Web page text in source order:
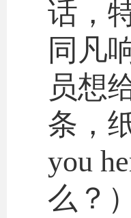
话，
同凡
员想
条，
you
么？